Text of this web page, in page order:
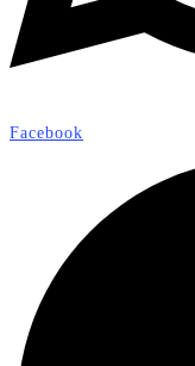
Facebook